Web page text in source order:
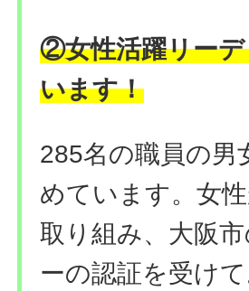
②女性活躍リーデ
います！
285名の職員の男
めています。女
取り組み、大阪
ーの認証を受け